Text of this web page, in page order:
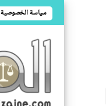
سياسة الخصوصية